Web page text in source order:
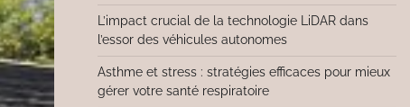
L’impact crucial de la technologie LiDAR dans
l’essor des véhicules autonomes
Asthme et stress : stratégies efficaces pour mieux
gérer votre santé respiratoire